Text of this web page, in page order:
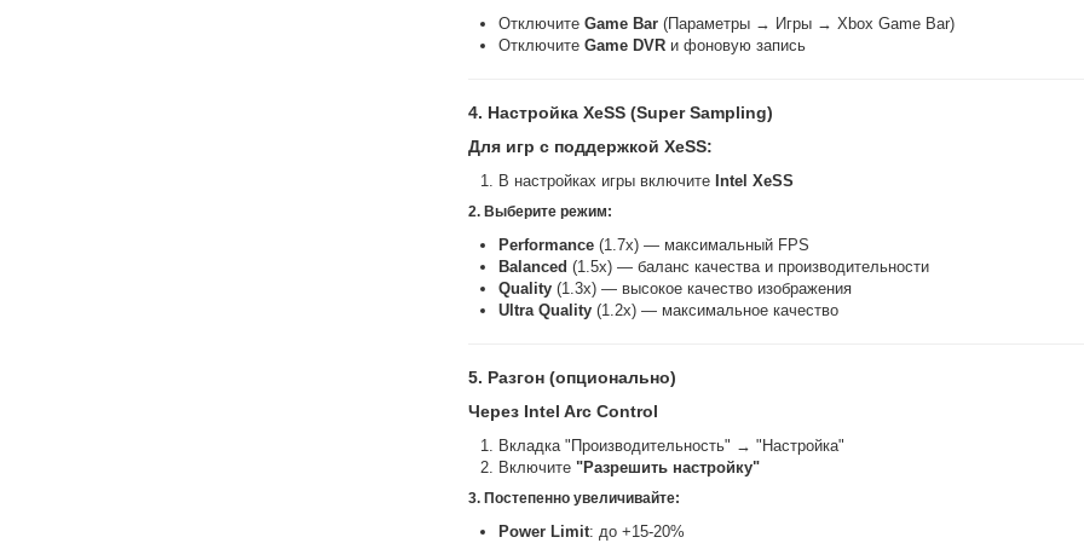
Отключите Game Bar (Параметры → Игры → Xbox Game Bar)
Отключите Game DVR и фоновую запись
4. Настройка XeSS (Super Sampling)
Для игр с поддержкой XeSS:
В настройках игры включите Intel XeSS
2. Выберите режим:
Performance (1.7x) — максимальный FPS
Balanced (1.5x) — баланс качества и производительности
Quality (1.3x) — высокое качество изображения
Ultra Quality (1.2x) — максимальное качество
5. Разгон (опционально)
Через Intel Arc Control
Вкладка "Производительность" → "Настройка"
Включите "Разрешить настройку"
3. Постепенно увеличивайте:
Power Limit: до +15-20%